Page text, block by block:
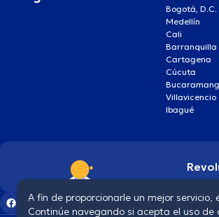
Bogotá, D.C.
Medellín
Cali
Barranquilla
Cartagena
Cúcuta
Villavicencio
Ibagué
A fin de proporcionarle un mejor servicio,
Continúe navegando si acepta el uso de